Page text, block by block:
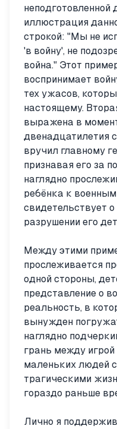
неподготовленной
иллюстрация
строкой: "Мы не
'в войну', не
война." Этот
воспринимает
тех ужасов,
настоящему.
выражена в
двенадцатилетия
вручил главному
признавая его за
наглядно
ребёнка к
свидетельствует
разрушении его
Между этими
прослеживается
одной стороны,
представление о
реальность, в
вынужден
наглядно
грань между
маленьких людей
трагическими
гораздо раньше
Лично я